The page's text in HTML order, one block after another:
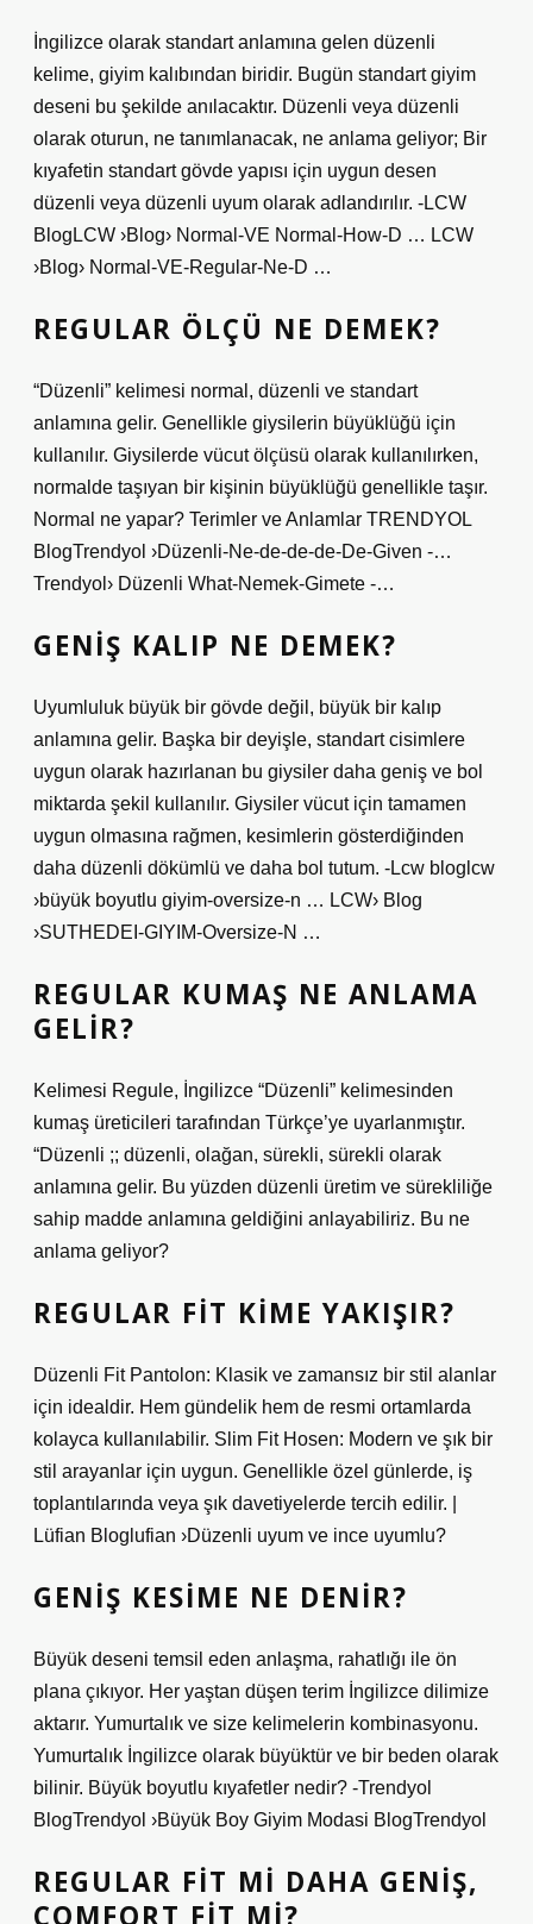
İngilizce olarak standart anlamına gelen düzenli
kelime, giyim kalıbından biridir. Bugün standart giyim
deseni bu şekilde anılacaktır. Düzenli veya düzenli
olarak oturun, ne tanımlanacak, ne anlama geliyor; Bir
kıyafetin standart gövde yapısı için uygun desen
düzenli veya düzenli uyum olarak adlandırılır. -LCW
BlogLCW ›Blog› Normal-VE Normal-How-D … LCW
›Blog› Normal-VE-Regular-Ne-D …
REGULAR ÖLÇÜ NE DEMEK?
“Düzenli” kelimesi normal, düzenli ve standart
anlamına gelir. Genellikle giysilerin büyüklüğü için
kullanılır. Giysilerde vücut ölçüsü olarak kullanılırken,
normalde taşıyan bir kişinin büyüklüğü genellikle taşır.
Normal ne yapar? Terimler ve Anlamlar TRENDYOL
BlogTrendyol ›Düzenli-Ne-de-de-de-De-Given -…
Trendyol› Düzenli What-Nemek-Gimete -…
GENIŞ KALIP NE DEMEK?
Uyumluluk büyük bir gövde değil, büyük bir kalıp
anlamına gelir. Başka bir deyişle, standart cisimlere
uygun olarak hazırlanan bu giysiler daha geniş ve bol
miktarda şekil kullanılır. Giysiler vücut için tamamen
uygun olmasına rağmen, kesimlerin gösterdiğinden
daha düzenli dökümlü ve daha bol tutum. -Lcw bloglcw
›büyük boyutlu giyim-oversize-n … LCW› Blog
›SUTHEDEI-GIYIM-Oversize-N …
REGULAR KUMAŞ NE ANLAMA
GELIR?
Kelimesi Regule, İngilizce “Düzenli” kelimesinden
kumaş üreticileri tarafından Türkçe’ye uyarlanmıştır.
“Düzenli ;; düzenli, olağan, sürekli, sürekli olarak
anlamına gelir. Bu yüzden düzenli üretim ve sürekliliğe
sahip madde anlamına geldiğini anlayabiliriz. Bu ne
anlama geliyor?
REGULAR FIT KIME YAKIŞIR?
Düzenli Fit Pantolon: Klasik ve zamansız bir stil alanlar
için idealdir. Hem gündelik hem de resmi ortamlarda
kolayca kullanılabilir. Slim Fit Hosen: Modern ve şık bir
stil arayanlar için uygun. Genellikle özel günlerde, iş
toplantılarında veya şık davetiyelerde tercih edilir. |
Lüfian Bloglufian ›Düzenli uyum ve ince uyumlu?
GENIŞ KESIME NE DENIR?
Büyük deseni temsil eden anlaşma, rahatlığı ile ön
plana çıkıyor. Her yaştan düşen terim İngilizce dilimize
aktarır. Yumurtalık ve size kelimelerin kombinasyonu.
Yumurtalık İngilizce olarak büyüktür ve bir beden olarak
bilinir. Büyük boyutlu kıyafetler nedir? -Trendyol
BlogTrendyol ›Büyük Boy Giyim Modasi BlogTrendyol
REGULAR FIT MI DAHA GENIŞ,
COMFORT FIT MI?